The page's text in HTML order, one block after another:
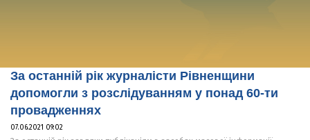
За останній рік журналісти Рівненщини
допомогли з розслідуванням у понад 60-ти
провадженнях
07.06.2021 09:02